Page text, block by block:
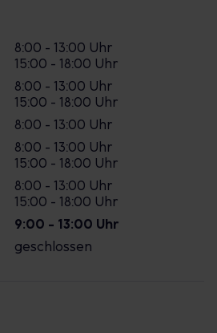
8:00 - 13:00 Uhr
15:00 - 18:00 Uhr
8:00 - 13:00 Uhr
15:00 - 18:00 Uhr
8:00 - 13:00 Uhr
8:00 - 13:00 Uhr
15:00 - 18:00 Uhr
8:00 - 13:00 Uhr
15:00 - 18:00 Uhr
9:00 - 13:00 Uhr
geschlossen